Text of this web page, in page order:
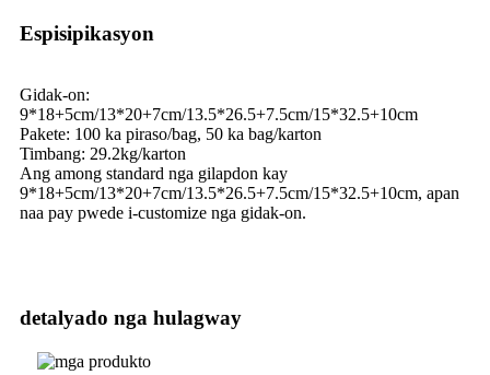
Espisipikasyon
Gidak-on:
9*18+5cm/13*20+7cm/13.5*26.5+7.5cm/15*32.5+10cm
Pakete: 100 ka piraso/bag, 50 ka bag/karton
Timbang: 29.2kg/karton
Ang among standard nga gilapdon kay
9*18+5cm/13*20+7cm/13.5*26.5+7.5cm/15*32.5+10cm, apan
naa pay pwede i-customize nga gidak-on.
detalyado nga hulagway